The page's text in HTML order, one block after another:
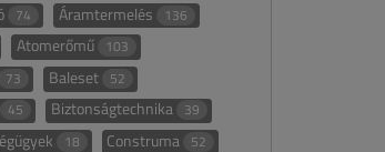
74 Áramtermelés 136
Atomerőmű 103
73 Baleset 52
45 Biztonságtechnika 39
18 Construma 52